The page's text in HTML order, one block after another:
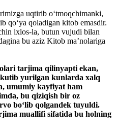
uqtirib o‘tmoqchimanki,
qo‘ya qoladigan kitob emasdir.
ixlos-la, butun vujudi bilan
bu aziz Kitob ma’nolariga
tarjima qilinyapti ekan,
yurilgan kunlarda xalq
umumiy kayfiyat ham
bu qiziqish bir oz
bo‘lib qolgandek tuyuldi.
muallifi sifatida bu holning